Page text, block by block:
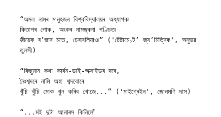
“অমল নামৰ মানুহজন বিশ্ববিদ্যালয়ৰ অধ্যাপক৷
কিতাপৰ পোক, অংকৰ নামজ্বলা পণ্ডিত৷
জীয়েক ৰ’জাৰ মতে, চেৰাবলিয়াও৷” ('টেষ্টামেণ্ট’ জ্য’মিত্ৰিক', অনুভৱ
তুলসী)
“কিছুমান কথা কাৰ্বন-ডাই-অক্সাইডৰ দৰে,
নৈঃশব্দৰে নামি অহা শব্দবোৰে
খুঁচি খুঁচি মোক খুন কৰিব খোজে...” ('মাইগ্ৰেইন', জোনমণি দাস)
“...মই দুটা আনাৰস কিনিলোঁ